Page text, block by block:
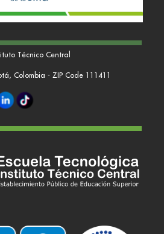
Técnico Central
Colombia - ZIP Code 111411